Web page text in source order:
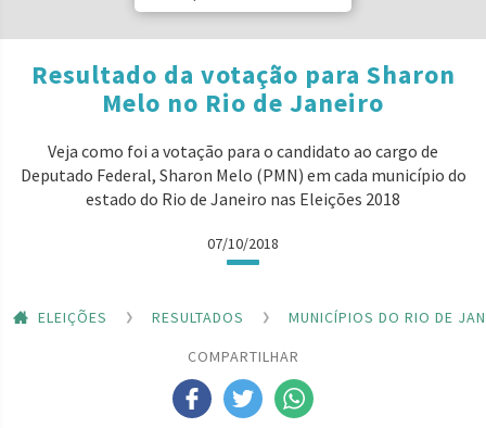
Resultado da votação para Sharon
Melo no Rio de Janeiro
Veja como foi a votação para o candidato ao cargo de
Deputado Federal, Sharon Melo (PMN) em cada município do
estado do Rio de Janeiro nas Eleições 2018
07/10/2018
ELEIÇÕES RESULTADOS
MUNICÍPIOS DO RIO DE
COMPARTILHAR